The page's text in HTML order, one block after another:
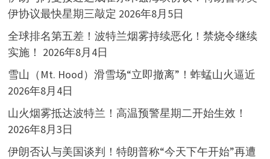
伊协议最快星期三敲定 2026年8月5日
全球排名第五差！波特兰烟雾持续恶化！禁烧令继续
实施！ 2026年8月4日
雪山（Mt. Hood）滑雪场“立即撤离”！蚱蜢山火逼近
2026年8月4日
山火烟雾抵达波特兰！高温预警星期二开始生效！
2026年8月3日
伊朗否认与美国谈判！特朗普称“今天下午开始”再遭